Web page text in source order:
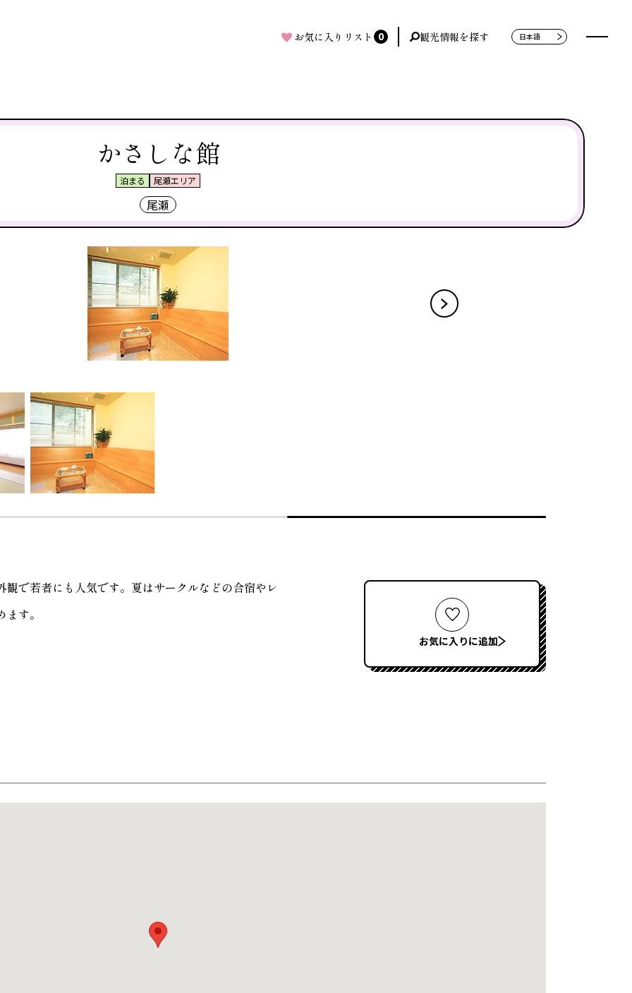
お気に入りリスト 0 観光情報を探す
かさしな館
泊まる 尾瀬エリア
尾瀬
で若者にも人気です。夏はサークルなどの合宿やレ
す。
お気に入りに追加